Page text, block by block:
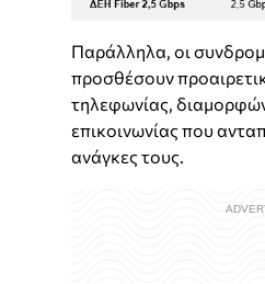
Παράλληλα, οι
προσθέσουν
τηλεφωνίας,
επικοινωνίας που
ανάγκες τους.